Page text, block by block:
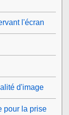
l'écran
d'image
pour la prise